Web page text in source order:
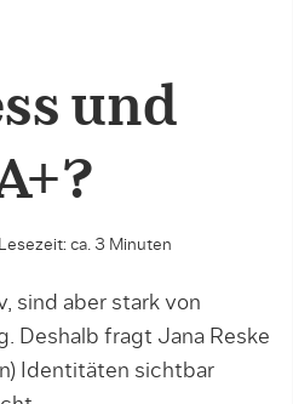
und
Lesezeit: ca. 3 Minuten
sind aber stark von
Deshalb fragt Jana Reske
Identitäten sichtbar